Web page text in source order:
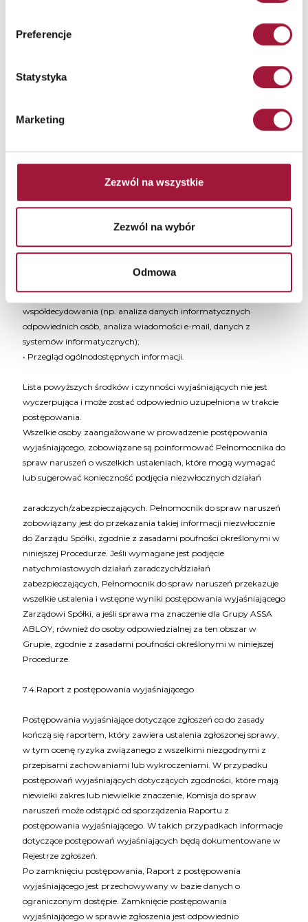
Preferencje
Statystyka
Marketing
Zezwól na wszystkie
Zezwól na wybór
Odmowa
Komisja do spraw naruszeń opracowuje plan postępowania
określone środki i czynności wyjaśniające i odpowiednie ramy
czasowe postępowania wyjaśniającego. Plan postępowania
zapewnić odpowiedni nadzór i dokumentację istotnych wydarzeń
i podjętych środków oraz czynności wyjaśniających.
Sposób przeprowadzenia postępowania wyjaśniającego zależy od
rodzaju i wagi zgłoszonej sprawy. W zależności od sprawy mogą
zostać podjęte następujące środki i czynności wyjaśniające:
• Wywiady z pracownikami lub osobami trzecimi;
• Przegląd dokumentów (umów, faktur, wyciągów bankowych
uwzględnieniem obowiązujących przepisów i prawa do
współdecydowania (np. analiza danych informatycznych
odpowiednich osób, analiza wiadomości e-mail, danych z
systemów informatycznych);
• Przegląd ogólnodostępnych informacji.
Lista powyższych środków i czynności wyjaśniających nie jest
wyczerpująca i może zostać odpowiednio uzupełniona w trakcie
postępowania.
Wszelkie osoby zaangażowane w prowadzenie postępowania
wyjaśniającego, zobowiązane są poinformować Pełnomocnika do
spraw naruszeń o wszelkich ustaleniach, które mogą wymagać
lub sugerować konieczność podjęcia niezwłocznych działań
zaradczych/zabezpieczających. Pełnomocnik do spraw naruszeń
zobowiązany jest do przekazania takiej informacji niezwłocznie
do Zarządu Spółki, zgodnie z zasadami poufności określonymi w
niniejszej Procedurze. Jeśli wymagane jest podjęcie
natychmiastowych działań zaradczych/działań
zabezpieczających, Pełnomocnik do spraw naruszeń przekazuje
wszelkie ustalenia i wstępne wyniki postępowania wyjaśniającego
Zarządowi Spółki, a jeśli sprawa ma znaczenie dla Grupy ASSA
ABLOY, również do osoby odpowiedzialnej za ten obszar w
Grupie, zgodnie z zasadami poufności określonymi w niniejszej
Procedurze.
7.4.Raport z postępowania wyjaśniającego
Postępowania wyjaśniające dotyczące zgłoszeń co do zasady
kończą się raportem, który zawiera ustalenia zgłoszonej sprawy,
w tym ocenę ryzyka związanego z wszelkimi niezgodnymi z
przepisami zachowaniami lub wykroczeniami. W przypadku
postępowań wyjaśniających dotyczących zgodności, które mają
niewielki zakres lub niewielkie znaczenie, Komisja do spraw
naruszeń może odstąpić od sporządzenia Raportu z
postępowania wyjaśniającego. W takich przypadkach informacje
dotyczące postępowań wyjaśniających będą dokumentowane w
Rejestrze zgłoszeń.
Po zamknięciu postępowania, Raport z postępowania
wyjaśniającego jest przechowywany w bazie danych o
ograniczonym dostępie. Zamknięcie postępowania
wyjaśniającego w sprawie zgłoszenia jest odpowiednio